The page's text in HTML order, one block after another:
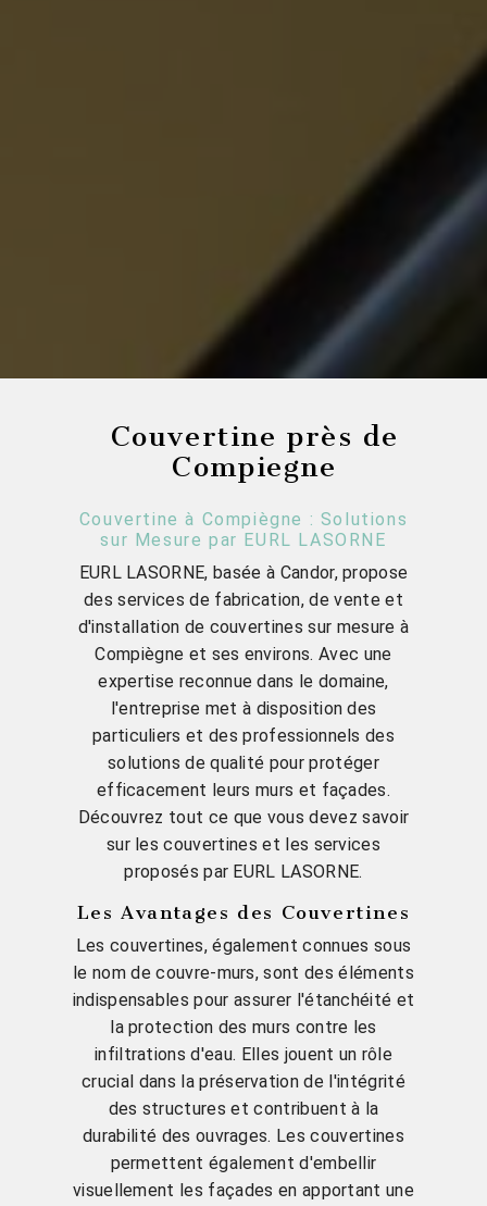
Couvertine près de
Compiegne
Couvertine à Compiègne : Solutions
sur Mesure par EURL LASORNE
EURL LASORNE, basée à Candor, propose
des services de fabrication, de vente et
d'installation de couvertines sur mesure à
Compiègne et ses environs. Avec une
expertise reconnue dans le domaine,
l'entreprise met à disposition des
particuliers et des professionnels des
solutions de qualité pour protéger
efficacement leurs murs et façades.
Découvrez tout ce que vous devez savoir
sur les couvertines et les services
proposés par EURL LASORNE.
Les Avantages des Couvertines
Les couvertines, également connues sous
le nom de couvre-murs, sont des éléments
indispensables pour assurer l'étanchéité et
la protection des murs contre les
infiltrations d'eau. Elles jouent un rôle
crucial dans la préservation de l'intégrité
des structures et contribuent à la
durabilité des ouvrages. Les couvertines
permettent également d'embellir
visuellement les façades en apportant une